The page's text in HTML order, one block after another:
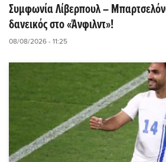
Συμφωνία Λίβερπουλ –
δανεικός στο «Άνφιλντ»!
08/08/2026 - 11:25